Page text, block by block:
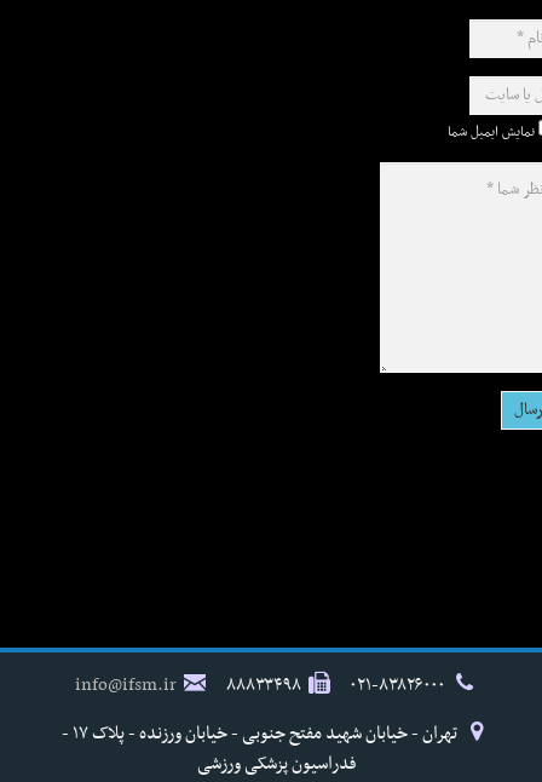
نمایش ایمیل شما
۸۸۸۳۳۴۹۸
info@ifsm.ir
تهران - خیابان شهید مفتح جنوبی - خیابان ورزنده - پلاک ۱۷ -
فدراسیون پزشکی ورزشی